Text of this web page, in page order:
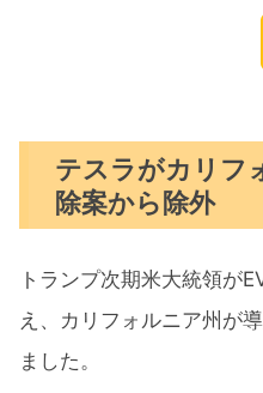
テスラがカリフ
除案から除外
トランプ次期米大統領が
え、カリフォルニア州が
ました。